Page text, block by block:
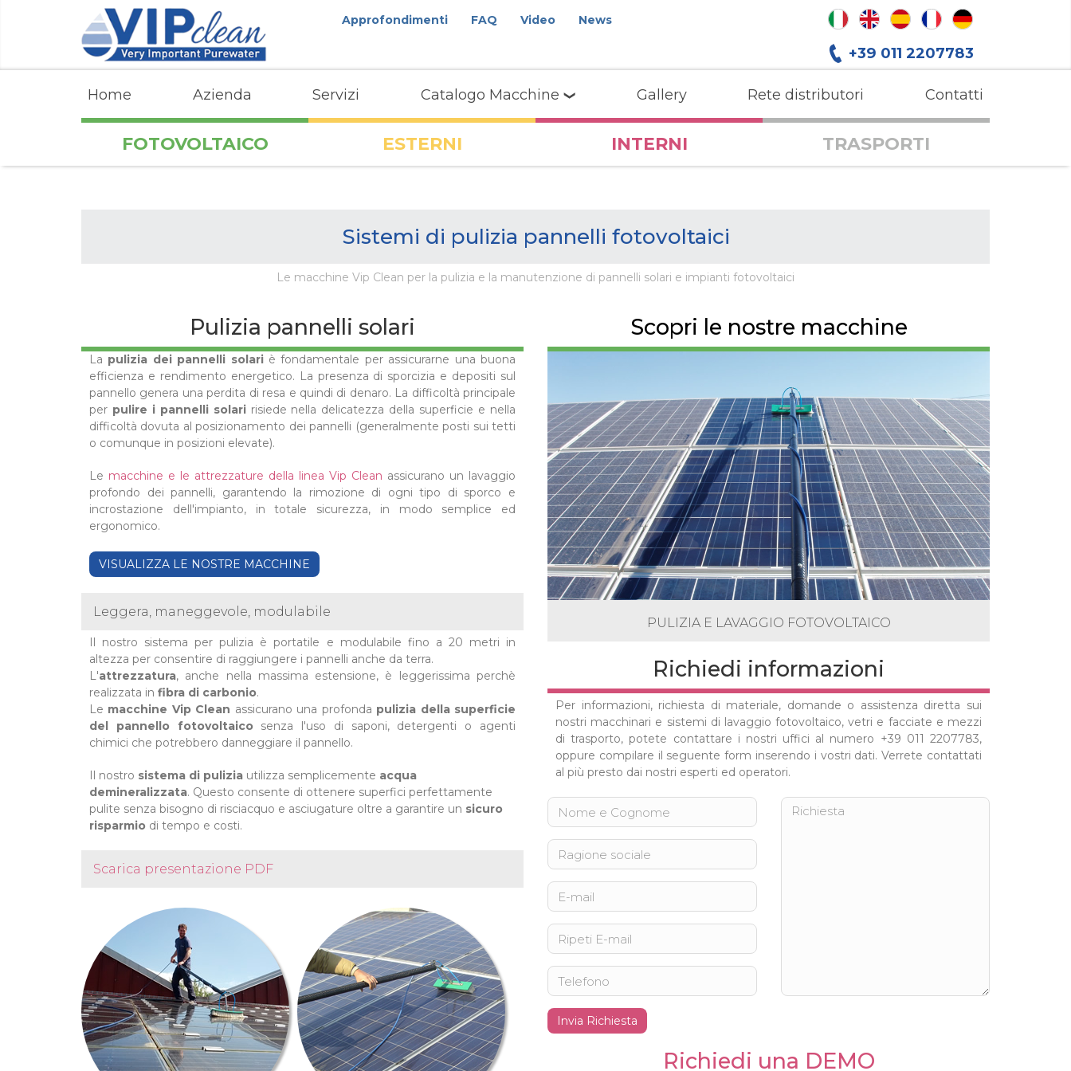
Approfondimenti FAQ Video News
+39 011 2207783
Home Azienda Servizi Catalogo Macchine Gallery Rete distributori Contatti
FOTOVOLTAICO ESTERNI INTERNI TRASPORTI
Sistemi di pulizia pannelli fotovoltaici
Le macchine Vip Clean per la pulizia e la manutenzione di pannelli solari e impianti fotovoltaici
Pulizia pannelli solari
La pulizia dei pannelli solariè fondamentale per assicurarne una buona
efficienza e rendimento energetico. La presenza di sporcizia e depositi sul
pannello genera una perdita di resa e quindi di denaro. La difficoltà principale
per pulire i pannelli solaririsiede nella delicatezza della superficie e nella
difficoltà dovuta al posizionamento dei pannelli (generalmente posti sui tetti
o comunque in posizioni elevate).
Le macchine e le attrezzature della linea Vip Clean assicurano un lavaggio
profondo dei pannelli, garantendo la rimozione di ogni tipo di sporco e
incrostazione dell'impianto, in totale sicurezza, in modo semplice ed
ergonomico.
VISUALIZZA LE NOSTRE MACCHINE
Leggera, maneggevole, modulabile
Il nostro sistema per pulizia è portatile e modulabile fino a 20 metri in
altezza per consentire di raggiungere i pannelli anche da terra.
L'attrezzatura, anche nella massima estensione, è leggerissima perchè
realizzata in fibra di carbonio.
Le macchine Vip Clean assicurano una profonda pulizia della superficie
del pannello fotovoltaico senza l'uso di saponi, detergenti o agenti
chimici che potrebbero danneggiare il pannello.
Il nostro sistema di pulizia utilizza semplicemente acqua
demineralizzata. Questo consente di ottenere superfici perfettamente
pulite senza bisogno di risciacquo e asciugature oltre a garantire un sicuro
risparmio di tempo e costi.
Scarica presentazione PDF
Scopri le nostre macchine
PULIZIA E LAVAGGIO FOTOVOLTAICO
Richiedi informazioni
Per informazioni, richiesta di materiale, domande o assistenza diretta sui
nostri macchinari e sistemi di lavaggio fotovoltaico, vetri e facciate e mezzi
di trasporto, potete contattare i nostri uffici al numero +39 011 2207783,
oppure compilare il seguente form inserendo i vostri dati. Verrete contattati
al più presto dai nostri esperti ed operatori.
Invia Richiesta
Richiedi una DEMO